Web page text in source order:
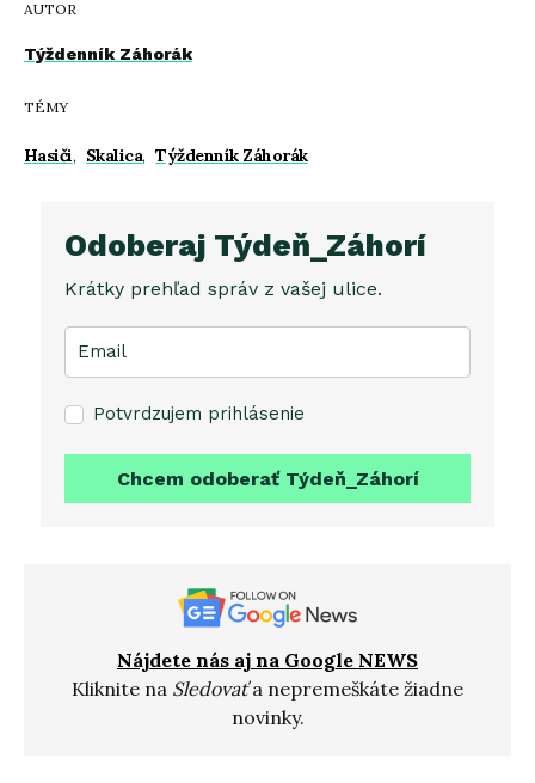
AUTOR
Týždenník Záhorák
TÉMY
Hasiči, Skalica, Týždenník Záhorák
Odoberaj Týdeň_Záhorí
Krátky prehľad správ z vašej ulice.
Potvrdzujem prihlásenie
Chcem odoberať Týdeň_Záhorí
Nájdete nás aj na Google NEWS
Kliknite na Sledovaťa nepremeškáte žiadne
novinky.